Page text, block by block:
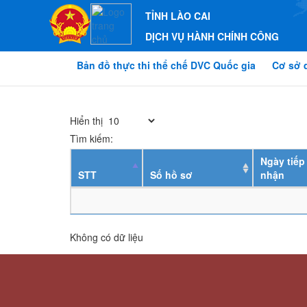
TỈNH LÀO CAI
DỊCH VỤ HÀNH CHÍNH CÔNG
Bản đồ thực thi thể chế DVC Quốc gia Cơ sở
Hiển thị
Tìm kiếm:
STT Số hồ sơ
Ngày tiếp
nhận
Không có dữ liệu